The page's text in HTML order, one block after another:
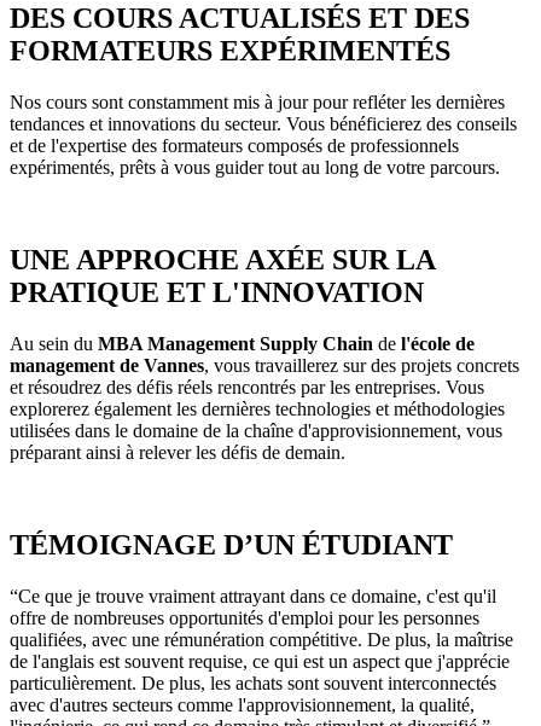
DES COURS ACTUALISÉS ET DES
FORMATEURS EXPÉRIMENTÉS
Nos cours sont constamment mis à jour pour refléter les dernières
tendances et innovations du secteur. Vous bénéficierez des conseils
et de l'expertise des formateurs composés de professionnels
expérimentés, prêts à vous guider tout au long de votre parcours.
UNE APPROCHE AXÉE SUR LA
PRATIQUE ET L'INNOVATION
Au sein du MBA Management Supply Chain de l'école de
management de Vannes, vous travaillerez sur des projets concrets
et résoudrez des défis réels rencontrés par les entreprises. Vous
explorerez également les dernières technologies et méthodologies
utilisées dans le domaine de la chaîne d'approvisionnement, vous
préparant ainsi à relever les défis de demain.
TÉMOIGNAGE D’UN ÉTUDIANT
“Ce que je trouve vraiment attrayant dans ce domaine, c'est qu'il
offre de nombreuses opportunités d'emploi pour les personnes
qualifiées, avec une rémunération compétitive. De plus, la maîtrise
de l'anglais est souvent requise, ce qui est un aspect que j'apprécie
particulièrement. De plus, les achats sont souvent interconnectés
avec d'autres secteurs comme l'approvisionnement, la qualité,